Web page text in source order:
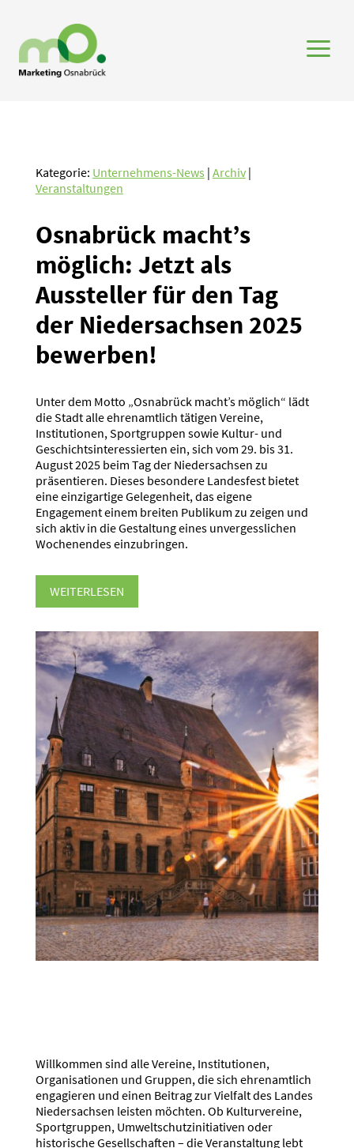
a
Kategorie: Unternehmens-News | Archiv|
Veranstaltungen
Osnabrück macht’s
möglich: Jetzt als
Aussteller für den Tag
der Nieder­sachsen 2025
bewerben!
Unter dem Motto „Osnabrück macht’s möglich“ lädt
die Stadt alle ehrenamtlich tätigen Vereine,
Institutionen, Sportgruppen sowie Kultur- und
Geschichtsinteressierten ein, sich vom 29. bis 31.
August 2025 beim Tag der Niedersachsen zu
präsentieren. Dieses besondere Landesfest bietet
eine einzigartige Gelegenheit, das eigene
Engagement einem breiten Publikum zu zeigen und
sich aktiv in die Gestaltung eines unvergesslichen
Wochenendes einzubringen.
WEITERLESEN
Willkommen sind alle Vereine, Institutionen,
Organisationen und Gruppen, die sich ehrenamtlich
engagieren und einen Beitrag zur Vielfalt des Landes
Niedersachsen leisten möchten. Ob Kulturvereine,
Sportgruppen, Umweltschutzinitiativen oder
historische Gesellschaften – die Veranstaltung lebt